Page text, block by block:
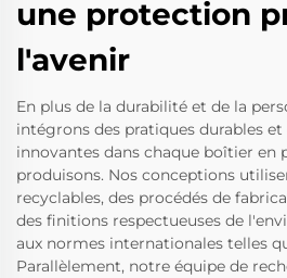
une protection
l'avenir
En plus de la durabilité et de la
intégrons des pratiques durables
innovantes dans chaque boîtier en
produisons. Nos conceptions
recyclables, des procédés de
des finitions respectueuses de
aux normes internationales telles
Parallèlement, notre équipe de